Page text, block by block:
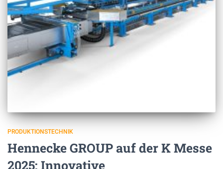
PRODUKTIONSTECHNIK
Hennecke GROUP auf der K Messe
2025: Innovative